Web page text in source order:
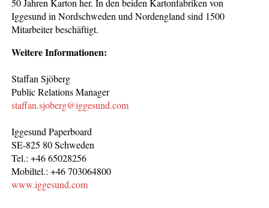
50 Jahren Karton her. In den beiden Kartonfabriken von
Iggesund in Nordschweden und Nordengland sind 1500
Mitarbeiter beschäftigt.
Weitere Informationen:
Staffan Sjöberg
Public Relations Manager
staffan.sjoberg@iggesund.com
Iggesund Paperboard
SE-825 80 Schweden
Tel.: +46 65028256
Mobiltel.: +46 703064800
www.iggesund.com